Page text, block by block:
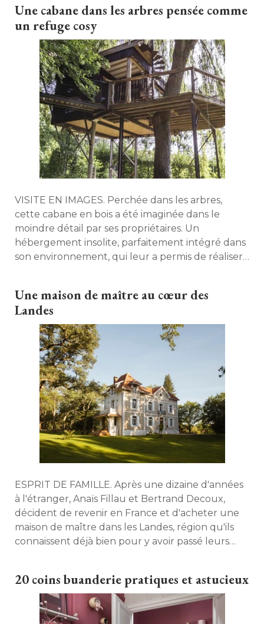
Une cabane dans les arbres pensée comme
un refuge cosy
VISITE EN IMAGES. Perchée dans les arbres,
cette cabane en bois a été imaginée dans le
moindre détail par ses propriétaires. Un
hébergement insolite, parfaitement intégré dans
son environnement, qui leur a permis de réaliser
Une maison de maître au cœur des
Landes
ESPRIT DE FAMILLE. Après une dizaine d'années
à l'étranger, Anaïs Fillau et Bertrand Decoux,
décident de revenir en France et d'acheter une
maison de maître dans les Landes, région qu'ils
connaissent déjà bien pour y avoir passé leurs
20 coins buanderie pratiques et astucieux